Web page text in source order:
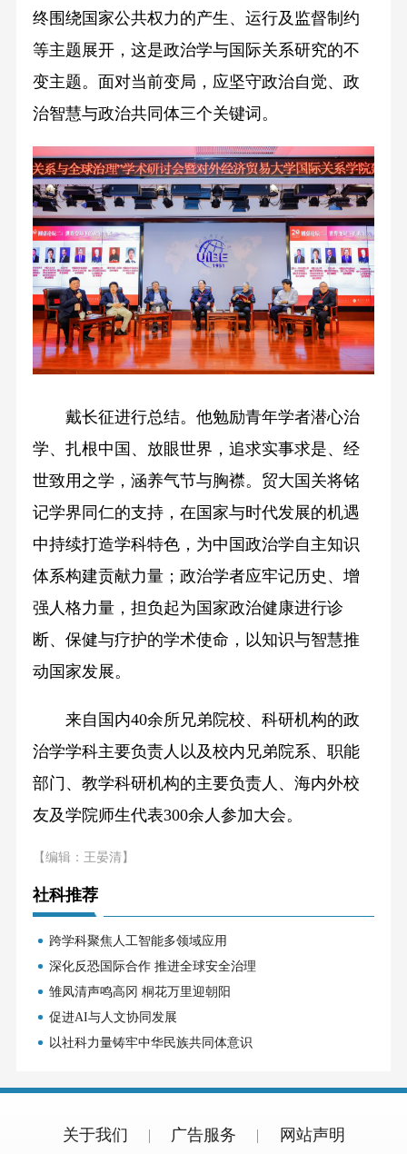
终围绕国家公共权力的产生、运行及监督制约
等主题展开，这是政治学与国际关系研究的不
变主题。面对当前变局，应坚守政治自觉、政
治智慧与政治共同体三个关键词。
戴长征进行总结。他勉励青年学者潜心治
学、扎根中国、放眼世界，追求实事求是、经
世致用之学，涵养气节与胸襟。贸大国关将铭
记学界同仁的支持，在国家与时代发展的机遇
中持续打造学科特色，为中国政治学自主知识
体系构建贡献力量；政治学者应牢记历史、增
强人格力量，担负起为国家政治健康进行诊
断、保健与疗护的学术使命，以知识与智慧推
动国家发展。
来自国内40余所兄弟院校、科研机构的政
治学学科主要负责人以及校内兄弟院系、职能
部门、教学科研机构的主要负责人、海内外校
友及学院师生代表300余人参加大会。
【编辑：王晏清】
社科推荐
跨学科聚焦人工智能多领域应用
深化反恐国际合作 推进全球安全治理
雏凤清声鸣高冈 桐花万里迎朝阳
促进AI与人文协同发展
以社科力量铸牢中华民族共同体意识
关于我们 广告服务 网站声明